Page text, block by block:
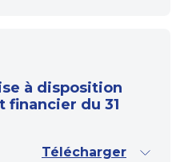
à disposition
financier du 31
Télécharger